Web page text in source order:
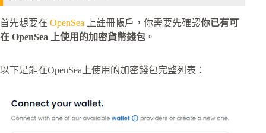
首先想要在 OpenSea 上註冊帳戶，你需要先確認你已有可
在 OpenSea 上使用的加密貨幣錢包 。
以下是能在OpenSea上使用的加密錢包完整列表：